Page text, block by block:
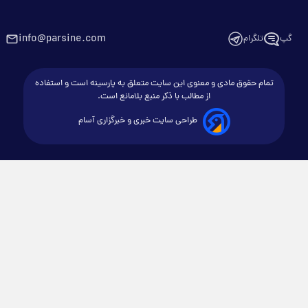
گپ تلگرام info@parsine.com
تمام حقوق مادی و معنوی این سایت متعلق به پارسینه است و استفاده
از مطالب با ذکر منبع بلامانع است.
طراحی سایت خبری و خبرگزاری آسام